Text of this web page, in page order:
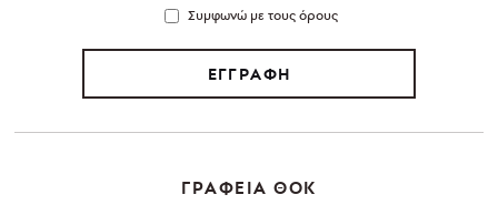
Συμφωνώ με τους όρους
ΕΓΓΡΑΦΗ
ΓΡΑΦΕΙΑ ΘΟΚ